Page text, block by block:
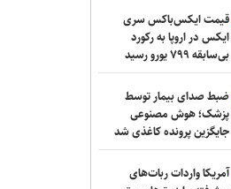
قیمت ایکس‌باکس سری
ایکس در اروپا به رکورد
بی‌سابقه ۷۹۹ یورو رسید
ضبط صدای بیمار توسط
پزشک؛ هوش مصنوعی
جایگزین پرونده کاغذی شد
آمریکا واردات ربات‌های